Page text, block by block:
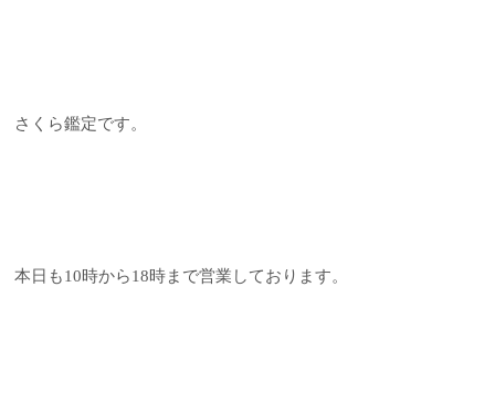
さくら鑑定です。
本日も10時から18時まで営業しております。